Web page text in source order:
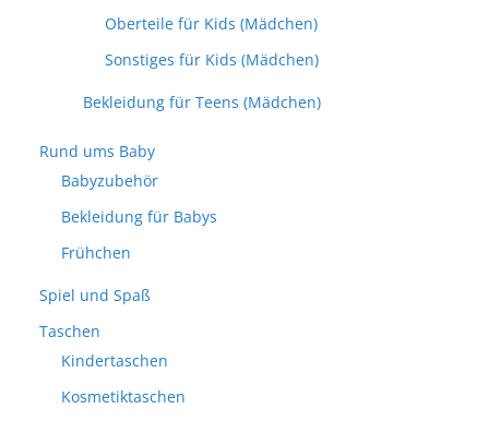
Oberteile für Kids (Mädchen)
Sonstiges für Kids (Mädchen)
Bekleidung für Teens (Mädchen)
Rund ums Baby
Babyzubehör
Bekleidung für Babys
Frühchen
Spiel und Spaß
Taschen
Kindertaschen
Kosmetiktaschen